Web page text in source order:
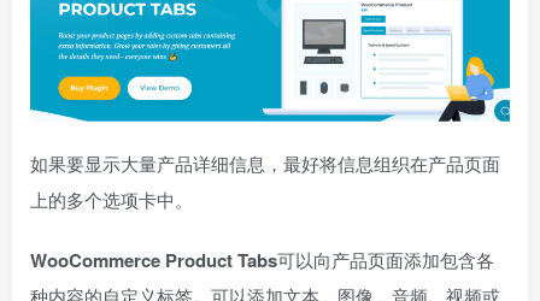
如果要显示大量产品详细信息，最好将信息组织在产品页面
上的多个选项卡中。
WooCommerce Product Tabs可以向产品页面添加包含各
种内容的自定义标签。可以添加文本、图像、音频、视频或